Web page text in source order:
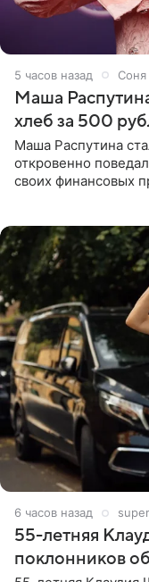
5 часов назад
Маша
хлеб за 500
Маша Распутина
откровенно
своих финансовых
6 часов назад
55-летняя
поклонников